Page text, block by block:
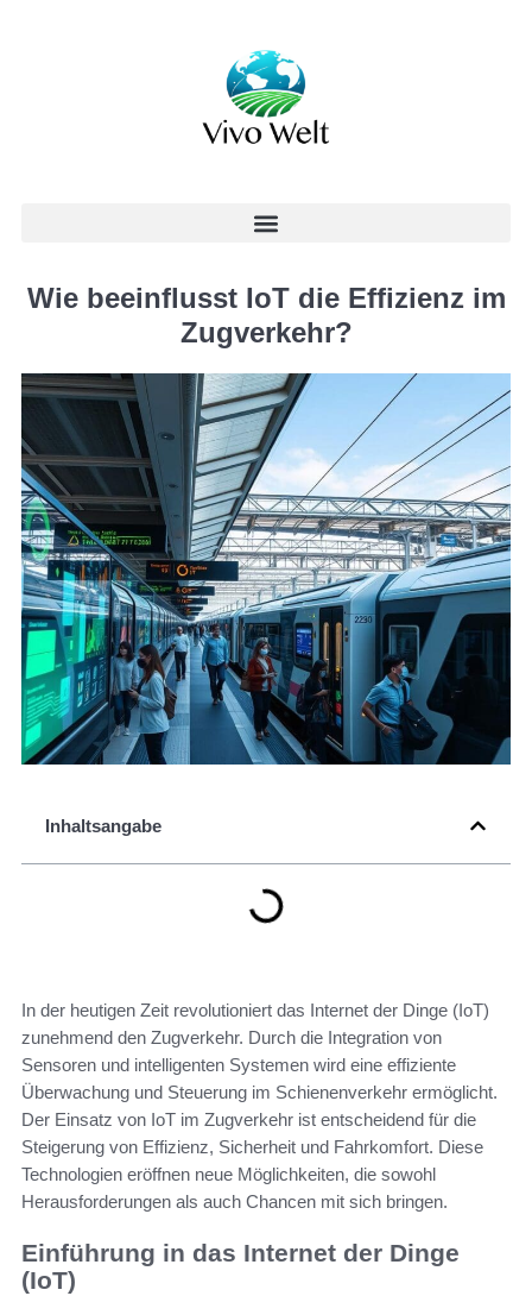
Wie beeinflusst IoT die Effizienz im
Zugverkehr?
Inhaltsangabe
In der heutigen Zeit revolutioniert das Internet der Dinge (IoT)
zunehmend den Zugverkehr. Durch die Integration von
Sensoren und intelligenten Systemen wird eine effiziente
Überwachung und Steuerung im Schienenverkehr ermöglicht.
Der Einsatz von IoT im Zugverkehr ist entscheidend für die
Steigerung von Effizienz, Sicherheit und Fahrkomfort. Diese
Technologien eröffnen neue Möglichkeiten, die sowohl
Herausforderungen als auch Chancen mit sich bringen.
Einführung in das Internet der Dinge
(IoT)